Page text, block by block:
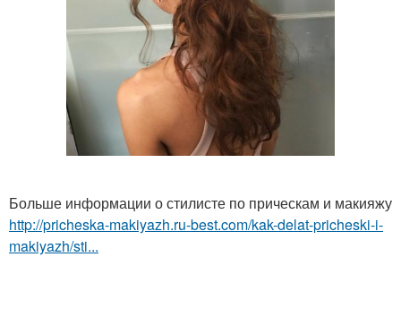
Больше информации о стилисте по прическам и макияжу
http://pricheska-makiyazh.ru-best.com/kak-delat-pricheski-i-
makiyazh/sti...